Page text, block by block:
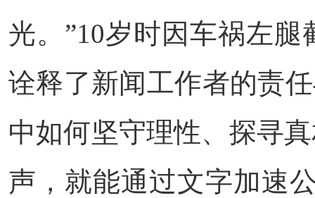
光。”10岁时因车祸左
诠释了新闻工作者的责
中如何坚守理性、探寻
声，就能通过文字加速